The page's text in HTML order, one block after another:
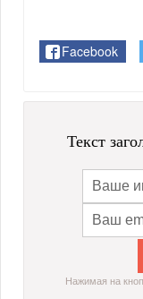
Facebook
Текст
Нажимая на